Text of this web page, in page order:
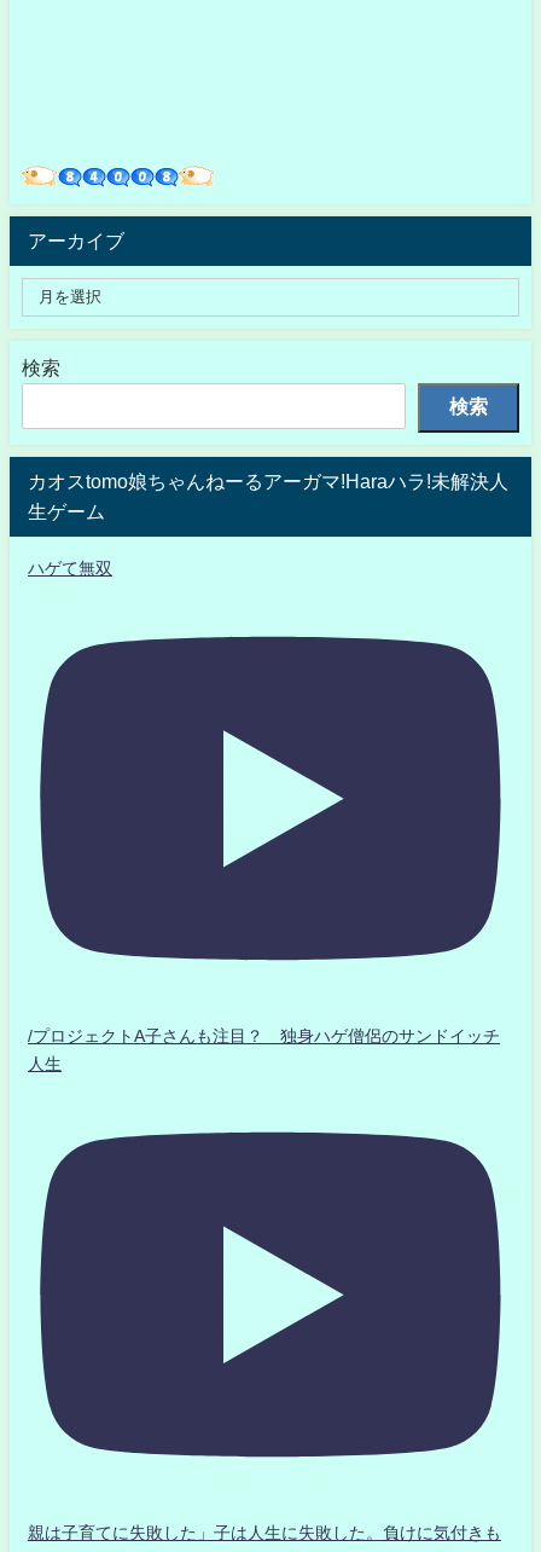
アーカイブ
検索
検索
カオスtomo娘ちゃんねーるアーガマ!Haraハラ!未解決人
生ゲーム
ハゲて無双
/プロジェクトA子さんも注目？ 独身ハゲ僧侶のサンドイッチ
人生
親は子育てに失敗した」子は人生に失敗した。負けに気付きも